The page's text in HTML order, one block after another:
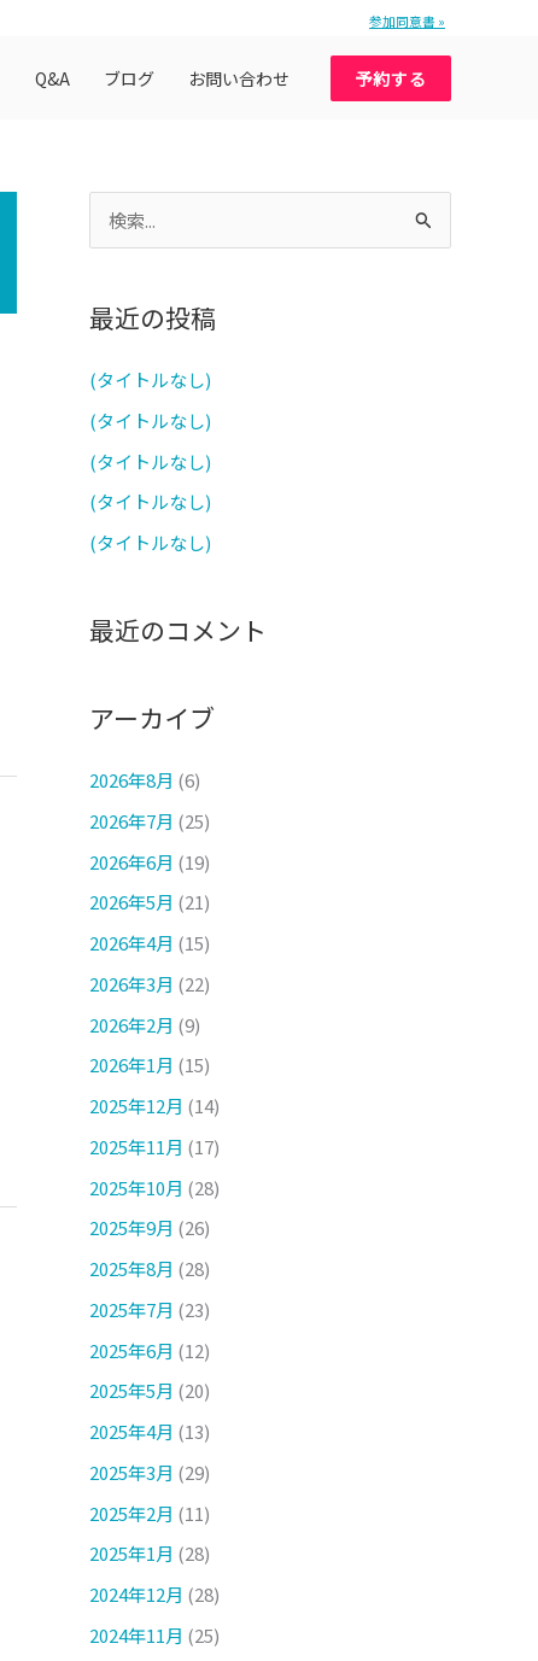
参加同意書 »
Q&A ブログ お問い合わせ 予約する
象
最近の投稿
(タイトルなし)
(タイトルなし)
(タイトルなし)
(タイトルなし)
(タイトルなし)
最近のコメント
アーカイブ
2026年8月 (6)
2026年7月 (25)
2026年6月 (19)
2026年5月 (21)
2026年4月 (15)
2026年3月 (22)
2026年2月 (9)
2026年1月 (15)
2025年12月 (14)
2025年11月 (17)
2025年10月 (28)
2025年9月 (26)
2025年8月 (28)
2025年7月 (23)
2025年6月 (12)
2025年5月 (20)
2025年4月 (13)
2025年3月 (29)
2025年2月 (11)
2025年1月 (28)
2024年12月 (28)
2024年11月 (25)